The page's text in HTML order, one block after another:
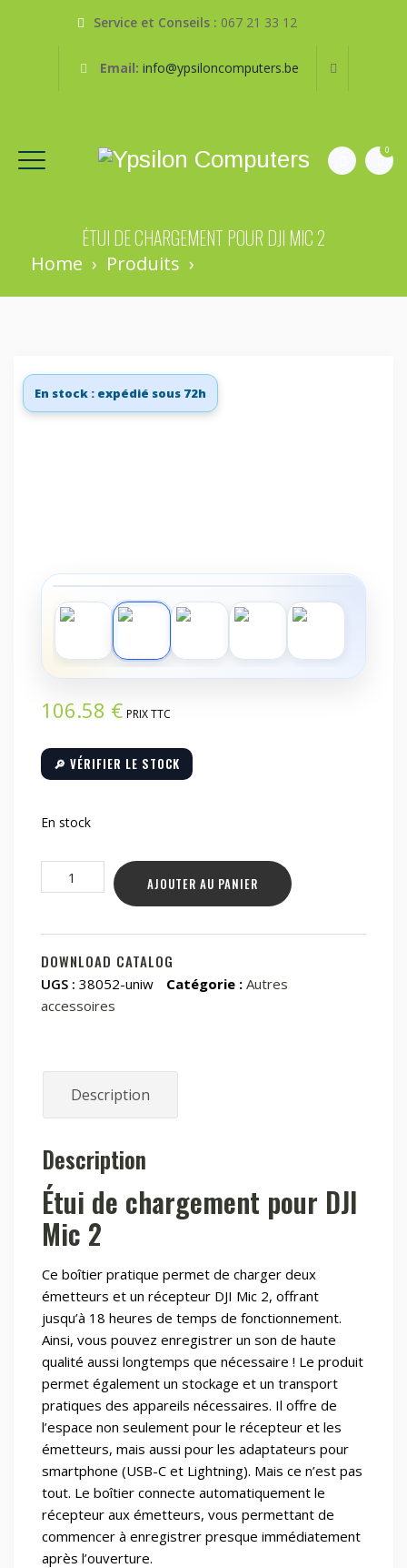
Service et Conseils : 067 21 33 12
Email: info@ypsiloncomputers.be
0
ÉTUI DE CHARGEMENT POUR DJI MIC 2
Home › Produits ›
En stock : expédié sous 72h
‹ ›
106.58 € PRIX TTC
🔎 VÉRIFIER LE STOCK
En stock
quantité
de
de
chargement
pour
DJI
AJOUTER AU PANIER
DOWNLOAD CATALOG
UGS : 38052-uniw Catégorie : Autres
accessoires
Description
Description
Étui de chargement pour DJI
Mic 2
Ce boîtier pratique permet de charger deux
émetteurs et un récepteur DJI Mic 2, offrant
jusqu’à 18 heures de temps de fonctionnement.
Ainsi, vous pouvez enregistrer un son de haute
qualité aussi longtemps que nécessaire ! Le produit
permet également un stockage et un transport
pratiques des appareils nécessaires. Il offre de
l’espace non seulement pour le récepteur et les
émetteurs, mais aussi pour les adaptateurs pour
smartphone (USB-C et Lightning). Mais ce n’est pas
tout. Le boîtier connecte automatiquement le
récepteur aux émetteurs, vous permettant de
commencer à enregistrer presque immédiatement
après l’ouverture.